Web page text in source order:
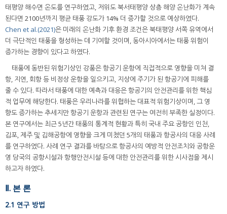
태평양 해수면 온도를 연구하였고, 저위도 북서태평양 상층 해양 온난화가 계속
된다면 2100년까지 평균 태풍 강도가 14% 더 증가할 것으로 예상하였다.
Chen et al.(2021)은 미래의 온난화 기후 환경 조건은 북태평양 서쪽 유역에서
더 극단적인 태풍을 형성하는 데 기여할 것이며, 동아시아에서는 태풍 위험이
증가하는 경향이 있다고 하였다.
태풍에 동반된 위험기상인 강풍은 항공기 운항에 직접적으로 영향을 미쳐 결
항, 지연, 회항 등 비정상 운항을 일으키고, 지상에 주기가 된 항공기에 피해를
줄 수 있다. 따라서 태풍에 대한 예측과 대응은 항공기의 안전관리를 위한 핵심
적 업무에 해당한다. 태풍은 우리나라를 위협하는 대표적 위험기상이며, 그 영
향도 증가하는 추세지만 항공기 운항과 관련된 연구는 여전히 부족한 실정이다.
본 연구에서는 최근 5년간 태풍의 통계적 현황과 특히 국내 주요 공항인 인천,
김포, 제주 및 김해공항에 영향을 크게 미쳤던 5개의 태풍과 항공사의 대응 사례
를 연구하였다. 사례 연구 결과를 바탕으로 항공사의 예방적 안전조치와 공항운
영 당국의 공항시설과 항행안전시설 등에 대한 안전관리를 위한 시사점을 제시
하고자 하였다.
Ⅱ. 본 론
2.1 연구 방법